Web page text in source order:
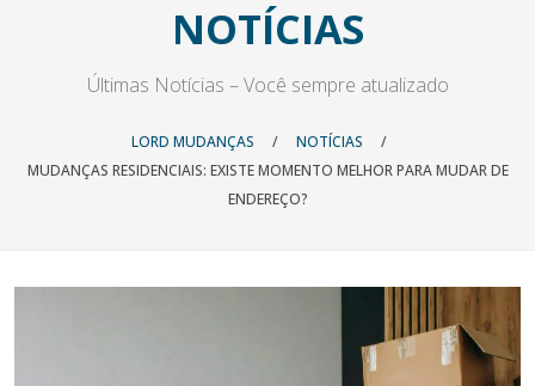
NOTÍCIAS
Últimas Notícias – Você sempre atualizado
LORD MUDANÇAS / NOTÍCIAS
/
MUDANÇAS RESIDENCIAIS: EXISTE MOMENTO MELHOR PARA MUDAR DE
ENDEREÇO?